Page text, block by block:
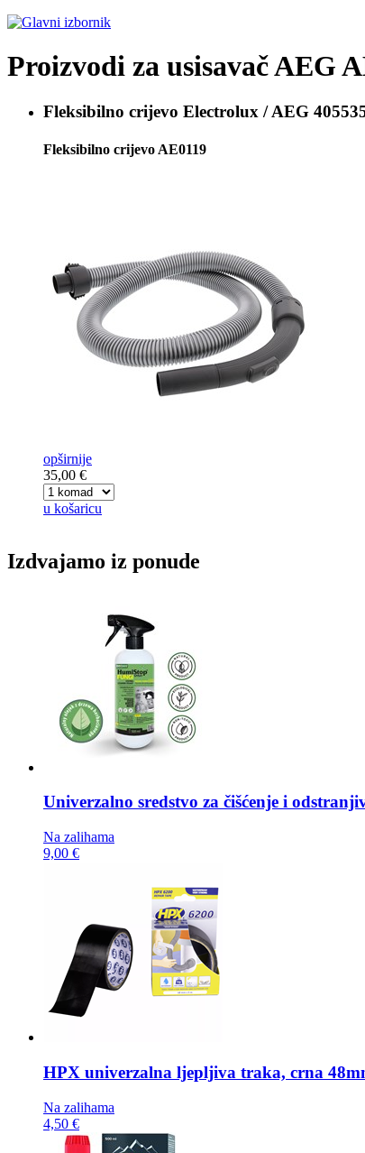
Proizvodi za usisavačAEG
Fleksibilno crijevo Electrolux / AEG
Fleksibilno crijevo AE0119
opširnije
35,00 €
u košaricu
Izdvajamo iz ponude
Univerzalno sredstvo za čišćenje i
Na zalihama
9,00 €
HPX univerzalna ljepljiva traka, crna
Na zalihama
4,50 €